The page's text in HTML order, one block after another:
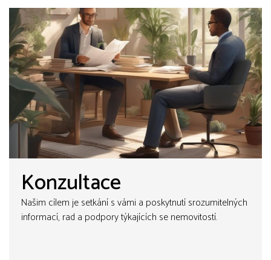
Konzultace
Našim cílem je setkání s vámi a poskytnutí srozumitelných
informací, rad a podpory týkajících se nemovitostí.